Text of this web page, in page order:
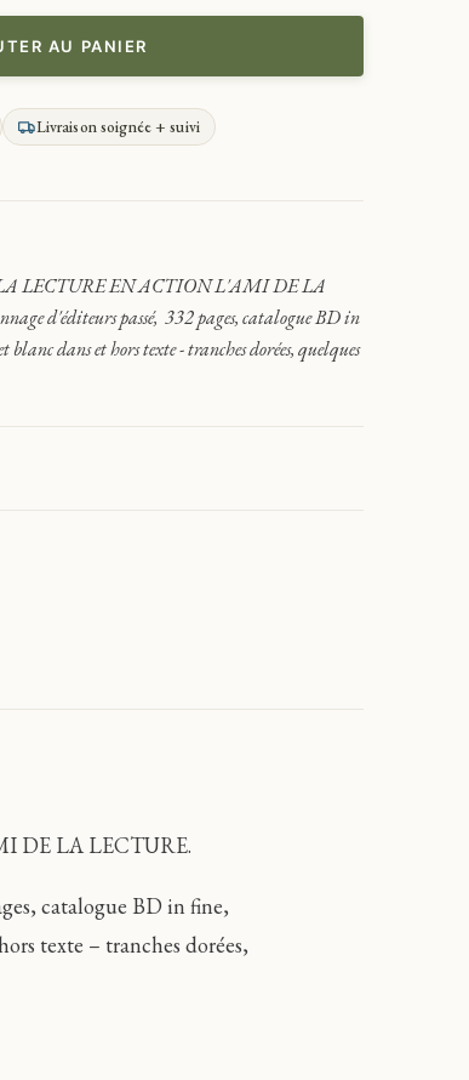
AU PANIER
Livraison soignée + suivi
LECTURE EN ACTION L'AMI DE LA
d'éditeurs passé, 332 pages, catalogue BD in
blanc dans et hors texte - tranches dorées, quelques
DE LA LECTURE.
catalogue BD in fine,
texte – tranches dorées,